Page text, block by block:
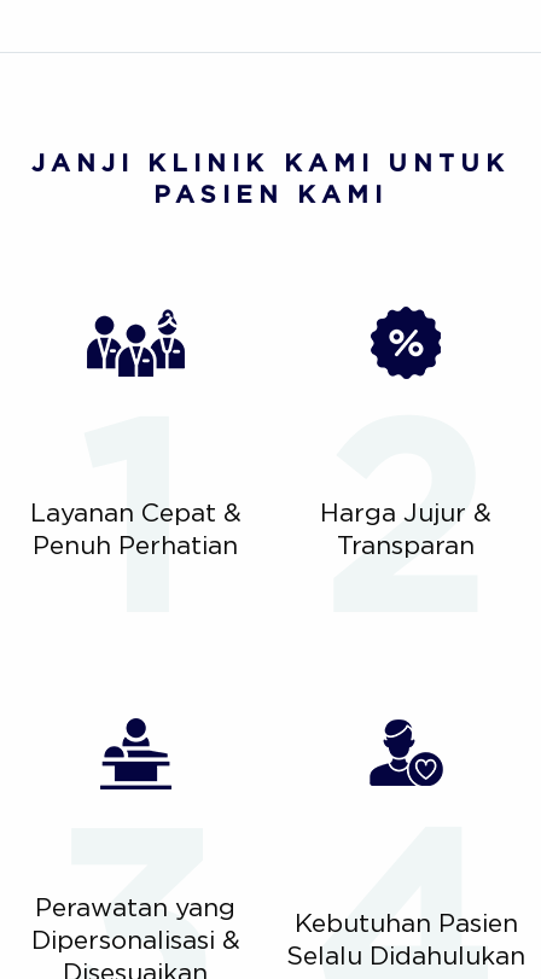
JANJI KLINIK KAMI UNTUK
PASIEN KAMI
Layanan Cepat &
Penuh Perhatian
Harga Jujur &
Transparan
Perawatan yang
Dipersonalisasi &
Disesuaikan
Kebutuhan Pasien
Selalu Didahulukan